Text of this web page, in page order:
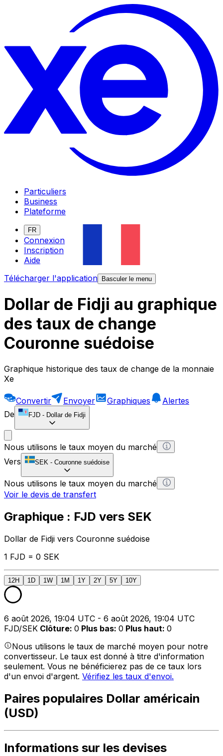
Particuliers
Business
Plateforme
FR
Connexion
Inscription
Aide
Télécharger l'application
Basculer le menu
Dollar de Fidji au graphique
des taux de change
Couronne suédoise
Graphique historique des taux de change de la monnaie
Xe
Convertir Envoyer Graphiques
Alertes
De
FJD - Dollar de Fidji
Nous utilisons le taux moyen du marché
Vers
SEK - Couronne suédoise
Nous utilisons le taux moyen du marché
Voir le devis de transfert
Graphique : FJD vers SEK
Dollar de Fidji vers Couronne suédoise
1 FJD = 0 SEK
12H 1D 1W 1M 1Y 2Y 5Y 10Y
6 août 2026, 19:04 UTC - 6 août 2026, 19:04 UTC
FJD/SEK Clôture: 0 Plus bas: 0 Plus haut: 0
Nous utilisons le taux de marché moyen pour notre
convertisseur. Le taux est donné à titre d'information
seulement. Vous ne bénéficierez pas de ce taux lors
d'un envoi d'argent. Vérifiez les taux d'envoi.
Paires populaires Dollar américain
(USD)
Informations sur les devises